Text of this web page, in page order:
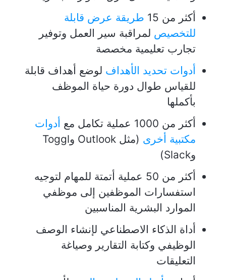
أكثر من 15
طريقة عرض قابلة
للتخصيص لمراقبة سير العمل وتوفير
تجارب تعليمية مخصصة
أدوات تحديد الأهداف لوضع أهداف قابلة
للقياس طوال دورة حياة الموظف
بأكملها
أكثر من 1000 عملية تكامل مع
أدوات
مكتبية أخرى
(مثل Outlook وToggl
وSlack)
أكثر من 50 عملية أتمتة للمهام لتوجيه
استفسارات الموظفين إلى موظفي
الموارد البشرية المناسبين
أداة الذكاء الاصطناعي لإنشاء الوصف
الوظيفي وكتابة التقارير وصياغة
التعليقات